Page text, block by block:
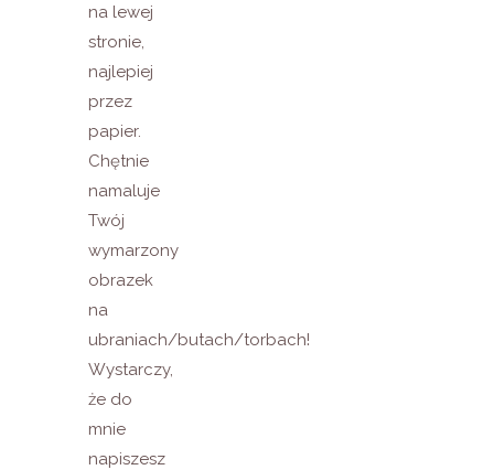
na lewej
stronie,
najlepiej
przez
papier.
Chętnie
namaluje
Twój
wymarzony
obrazek
na
ubraniach/butach/torbach!
Wystarczy,
że do
mnie
napiszesz